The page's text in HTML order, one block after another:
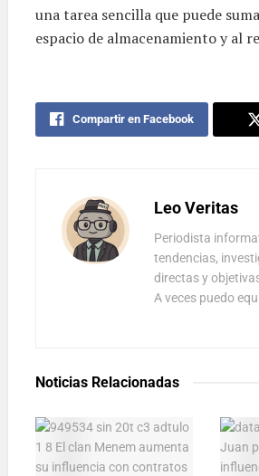
una tarea sencilla que puede
espacio de almacenamiento y al
Compartir en Facebook
Leo Veritas
Periodista
tendencias,
directas y
A veces puedo
Noticias Relacionadas